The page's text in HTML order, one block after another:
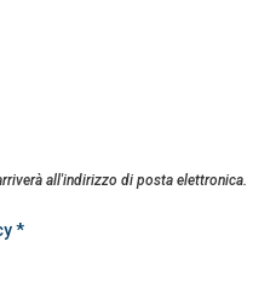
all'indirizzo di posta elettronica.
*